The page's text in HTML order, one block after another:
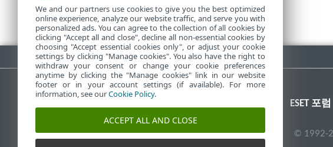
PDF 다운로드
ESET 포럼
© 1992-
We and our partners use cookies to give you the best optimized
online experience, analyze our website traffic, and serve you with
personalized ads. You can agree to the collection of all cookies by
clicking "Accept all and close", decline all non-essential cookies by
choosing "Accept essential cookies only", or adjust your cookie
settings by clicking "Manage cookies". You also have the right to
withdraw your consent or change your cookie preferences
anytime by clicking the "Manage cookies" link in our website
footer or in your account settings (if available). For more
information, see ourCookie Policy.
ACCEPT ALL AND CLOSE